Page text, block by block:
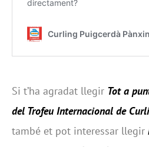
Si t’ha agradat llegir Tot a
del Trofeu Internacional de
també et pot interessar llegir